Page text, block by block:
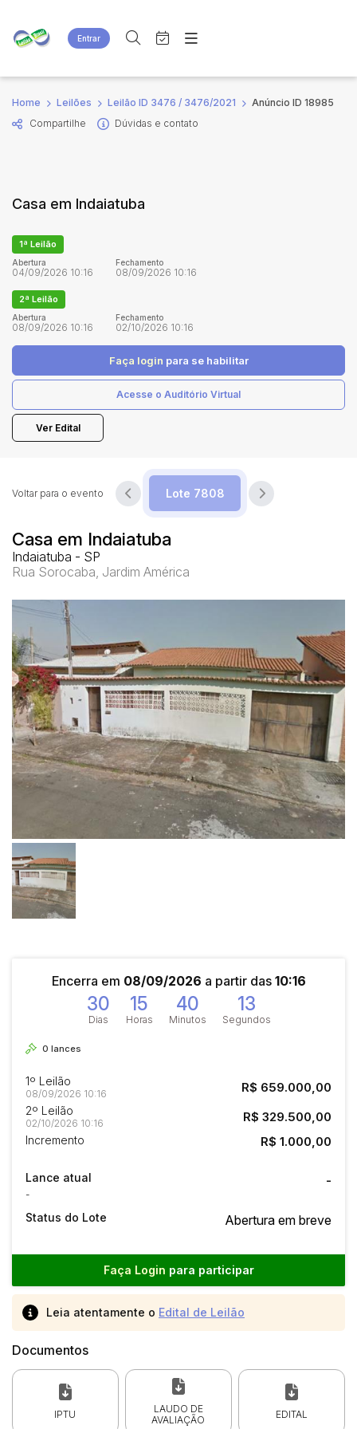
Entrar
Criar conta Entrar
Site
Agenda
Quem Somos
Busca por palavra-chave
Estados
Bairro
Judiciais
Faixa de valor
Quem Somos
Home Leilões Leilão ID 3476 / 3476/2021
Anúncio ID 18985
Compartilhe
Dúvidas e contato
Casa em Indaiatuba
1ª Leilão
Abertura
04/09/2026 10:16
Fechamento
08/09/2026 10:16
2ª Leilão
Abertura
08/09/2026 10:16
Fechamento
02/10/2026 10:16
Faça login para se habilitar
Acesse o Auditório Virtual
Ver Edital
Casa em Indaiatuba
Indaiatuba - SP
Rua Sorocaba, Jardim América
Voltar para o evento
Encerra em 08/09/2026 a partir das 10:16
30
Dias
15
Horas
40
Minutos
13
Segundos
0 lances
1º Leilão
08/09/2026 10:16 R$ 659.000,00
2º Leilão
02/10/2026 10:16 R$ 329.500,00
Incremento R$ 1.000,00
Lance atual
-
-
Status do Lote Abertura em breve
Faça Login para participar
Leia atentamente o Edital de Leilão
Documentos
IPTU
LAUDO DE
AVALIAÇÃO
EDITAL